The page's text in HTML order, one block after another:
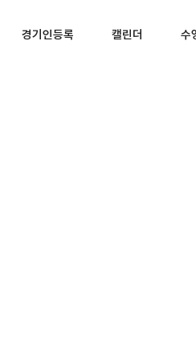
경기인등록 캘린더 수